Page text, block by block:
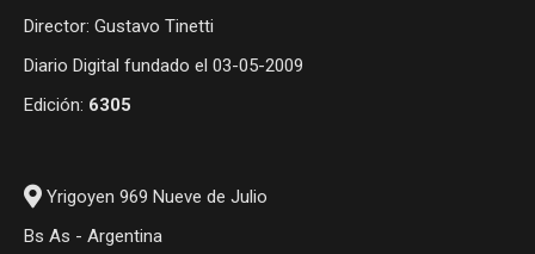
Director: Gustavo Tinetti
Diario Digital fundado el 03-05-2009
Edición: 6305
Yrigoyen 969 Nueve de Julio
Bs As - Argentina